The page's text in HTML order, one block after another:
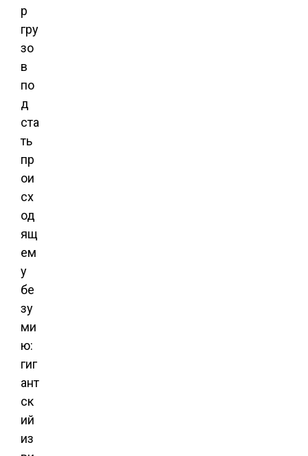
р
гру
зо
в
по
д
ста
ть
пр
ои
сх
од
ящ
ем
у
бе
зу
ми
ю:
гиг
ант
ск
ий
из